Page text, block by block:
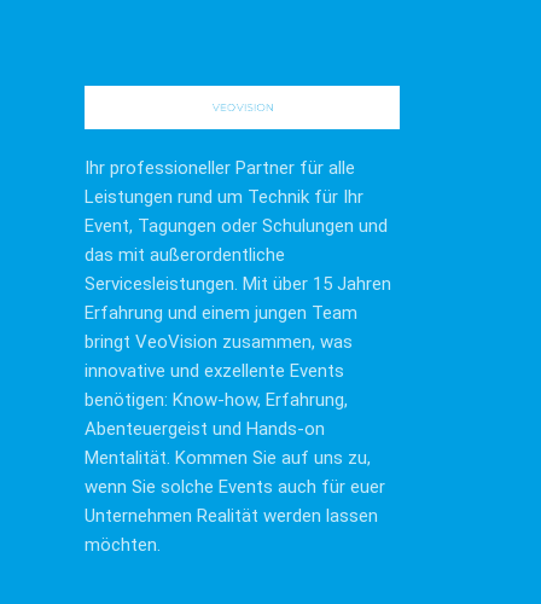
Ihr professioneller Partner für alle
Leistungen rund um Technik für Ihr
Event, Tagungen oder Schulungen und
das mit außerordentliche
Servicesleistungen. Mit über 15 Jahren
Erfahrung und einem jungen Team
bringt VeoVision zusammen, was
innovative und exzellente Events
benötigen: Know-how, Erfahrung,
Abenteuergeist und Hands-on
Mentalität. Kommen Sie auf uns zu,
wenn Sie solche Events auch für euer
Unternehmen Realität werden lassen
möchten.